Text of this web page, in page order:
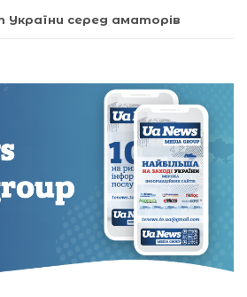
України серед аматорів